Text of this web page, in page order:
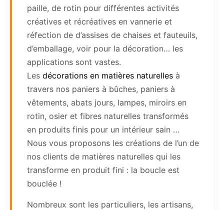
paille, de rotin pour différentes activités
créatives et récréatives en vannerie et
réfection de d’assises de chaises et fauteuils,
d’emballage, voir pour la décoration… les
applications sont vastes.
Les décorations en matières naturelles à
travers nos paniers à bûches, paniers à
vêtements, abats jours, lampes, miroirs en
rotin, osier et fibres naturelles transformés
en produits finis pour un intérieur sain …
Nous vous proposons les créations de l’un de
nos clients de matières naturelles qui les
transforme en produit fini : la boucle est
bouclée !
Nombreux sont les particuliers, les artisans,